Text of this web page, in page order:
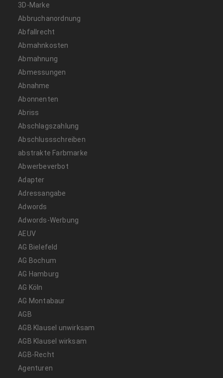
3D-Marke
Abbruchanordnung
Abfallrecht
Abmahnkosten
Abmahnung
Abmessungen
Abnahme
Abonnenten
Abriss
Abschlagszahlung
Abschlussschreiben
abstrakte Farbmarke
Abwerbeverbot
Adapter
Adressangabe
Adwords
Adwords-Werbung
AEUV
AG Bielefeld
AG Bochum
AG Hamburg
AG Köln
AG Montabaur
AGB
AGB Klausel unwirksam
AGB Klausel wirksam
AGB-Recht
Agenturen